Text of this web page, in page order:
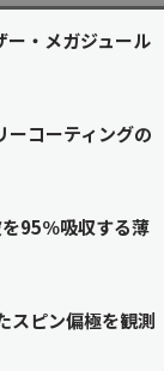
・メガジュール
ーコーティングの
95％吸収する薄
スピン偏極を観測